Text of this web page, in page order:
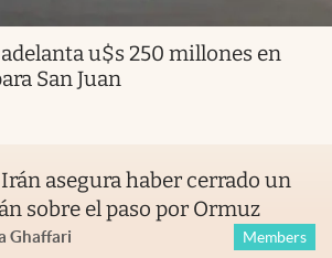
u$s 250 millones en
San Juan
Irán asegura haber cerrado un
sobre el paso por Ormuz
Ghaffari Members